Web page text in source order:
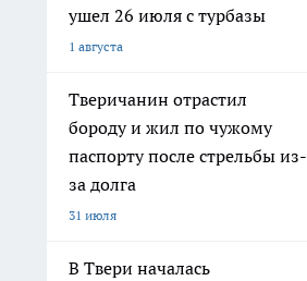
ушел 26 июля с турбазы
1 августа
Тверичанин отрастил
бороду и жил по чужому
паспорту после стрельбы из-
за долга
31 июля
В Твери началась